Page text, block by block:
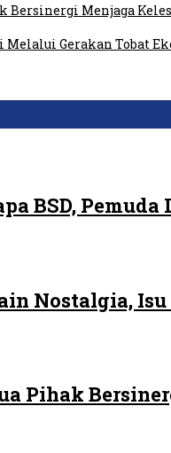
Bersinergi Menjaga
Melalui Gerakan Tobat
BSD,
Nostalgia,
Pihak